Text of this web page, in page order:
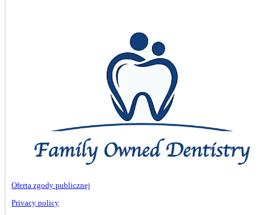
Oferta zgody publicznej
Privacy policy